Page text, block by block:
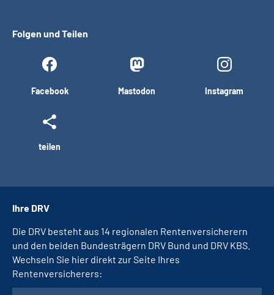
Folgen und Teilen
Facebook Mastodon Instagram
teilen
Ihre DRV
Die DRV besteht aus 14 regionalen Rentenversicherern
und den beiden Bundesträgern DRV Bund und DRV KBS.
Wechseln Sie hier direkt zur Seite Ihres
Rentenversicherers: